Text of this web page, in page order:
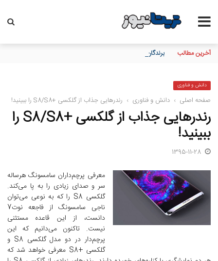
آخرین مطالب برندگان نهایی «فستیوال گل طلایی» بیمه آسیا مشخص شدند
دانش و فناوری
صفحه اصلی › دانش و فناوری › رندرهایی جذاب از گلکسی +S8/S8 را ببینید!
رندرهایی جذاب از گلکسی +S8/S8 را
ببینید!
1395-11-28
معرفی پرچم‌داران سامسونگ هرساله
سر و صدای زیادی را به پا می‌کند.
گلکسی S8 را که به نوعی می‌توان
ناجی سامسونگ از فاجعه نوت7
دانست، از این قاعده مستثنی
نیست. تاکنون می‌دانیم که این
پرچم‌دار در دو مدل گلکسی S8 و
گلکسی +S8 معرفی خواهد شد که